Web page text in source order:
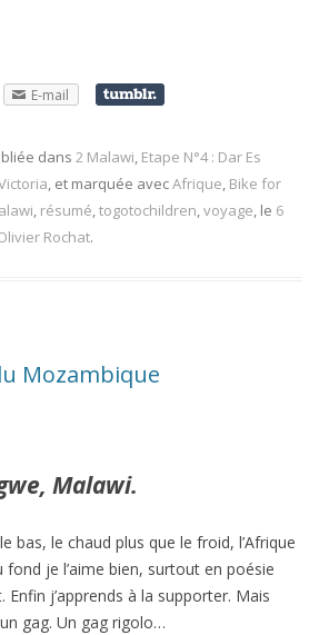
E-mail
dans 2 Malawi, Etape N°4 : Dar Es
, et marquée avecAfrique, Bike for
, résumé,togotochildren,voyage, le 6
Rochat.
Mozambique
Malawi.
bas, le chaud plus que le froid, l’Afrique
fond je l’aime bien, surtout en poésie
Enfin j’apprends à la supporter. Mais
gag. Un gag rigolo…